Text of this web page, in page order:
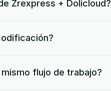
Zrexpress + Dolicloud?
flujo de trabajo?